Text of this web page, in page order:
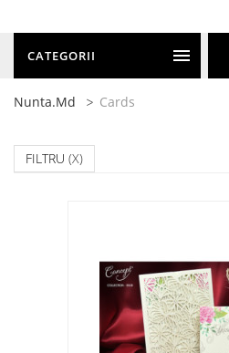
CATEGORII
Nunta.md Cards
FILTRU (X)